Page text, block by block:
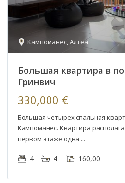
Кампоманес Алтеа
Большая квартира в
Гринвич
330,000 €
Большая четырех спальная
Кампоманес. Квартира
первом этаже одна
4 4 160,00